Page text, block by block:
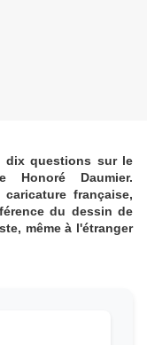
dix questions sur le
Honoré Daumier.
française,
du dessin de
même à l'étranger